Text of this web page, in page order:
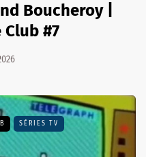
Boucheroy |
Club #7
SÉRIES TV